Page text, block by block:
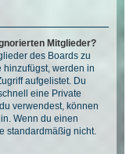
Mitglieder?
des Boards zu
werden in
aufgelistet. Du
eine Private
verwendest, können
Wenn du einen
standardmäßig nicht.